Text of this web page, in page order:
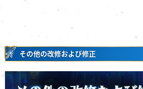
その他の改修および修正